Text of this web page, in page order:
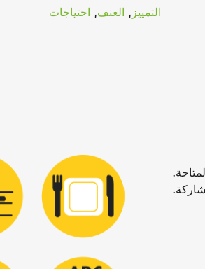
التمييز , العنف, احتياجات